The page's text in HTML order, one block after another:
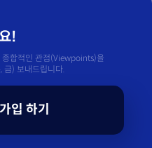
!
종합적인 관점(Viewpoints)을
금) 보내드립니다.
입 하기